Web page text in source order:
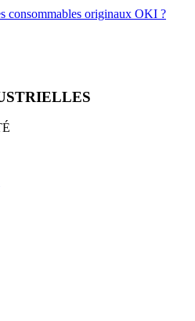
consommables originaux OKI ?